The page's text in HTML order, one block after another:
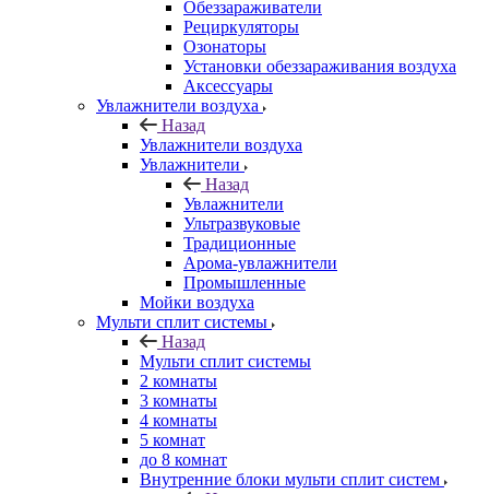
Обеззараживатели
Рециркуляторы
Озонаторы
Установки обеззараживания воздуха
Аксессуары
Увлажнители воздуха
Назад
Увлажнители воздуха
Увлажнители
Назад
Увлажнители
Ультразвуковые
Традиционные
Арома-увлажнители
Промышленные
Мойки воздуха
Мульти сплит системы
Назад
Мульти сплит системы
2 комнаты
3 комнаты
4 комнаты
5 комнат
до 8 комнат
Внутренние блоки мульти сплит систем